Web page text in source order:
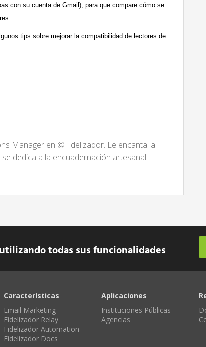
con su cuenta de Gmail), para que compare cómo se
tips sobre mejorar la compatibilidad de lectores de
Manager en @Fidelizador. Le encanta la
dedica a la encuadernación artesanal.
todas sus funcionalidades
Características
Email Marketing
Fidelizador Relay
Fidelizador Automation
Fidelizador Docs
Aplicaciones
Instituciones Públicas
Agencias